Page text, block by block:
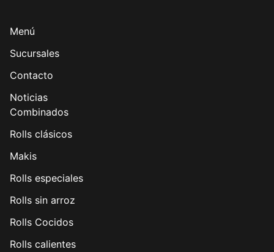
Menú
Sucursales
Contacto
Noticias
Combinados
Rolls clásicos
Makis
Rolls especiales
Rolls sin arroz
Rolls Cocidos
Rolls calientes